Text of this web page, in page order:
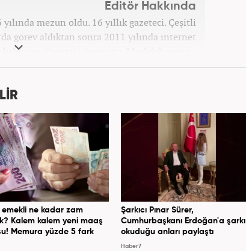
Editör Hakkında
mezun oldu. 16 yıllık gazeteci. Çeşitli
görev aldıktan sonra 2011 yılında internet
ve röportaja imza attı. Meslek hayatına
ekonomi editörü olarak devam etmektedir.
emekli ne kadar zam
Kalem kalem yeni maaş
Memura yüzde 5 fark
Şarkıcı Pınar Sürer,
Cumhurbaşkanı Erdoğan'a şarkı
okuduğu anları paylaştı
Haber7